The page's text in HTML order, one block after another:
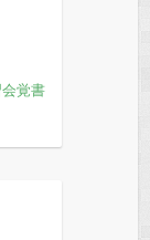
覚書